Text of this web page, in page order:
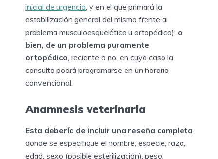
inicial de urgencia, y en el que primará la
estabilización general del mismo frente al
problema musculoesquelético u ortopédico); o
bien, de un problema puramente
ortopédico, reciente o no, en cuyo caso la
consulta podrá programarse en un horario
convencional.
Anamnesis veterinaria
Esta debería de incluir una reseña completa
donde se especifique el nombre, especie, raza,
edad, sexo (posible esterilización), peso,